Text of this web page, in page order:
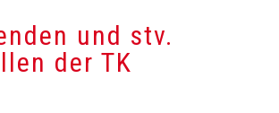
und stv.
der TK